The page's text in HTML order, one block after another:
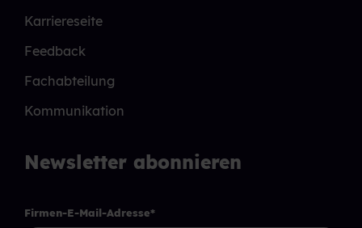
Karriereseite
Feedback
Fachabteilung
Kommunikation
Newsletter abonnieren
Firmen-E-Mail-Adresse*